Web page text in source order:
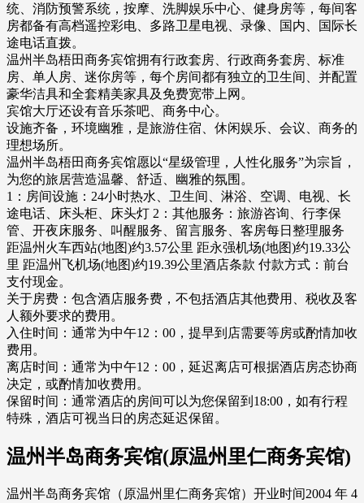
统、消防预警系统，按摩、洗脚娱乐中心、健身房等，每间客
房都备有高档遥控彩电、多路卫星电视、录像、国内、国际长
途电话直拨。
温州半岛梧田商务宾馆拥有行政套房、行政商务套房、标准
房、单人房、迷你房等，每个房间都有独立的卫生间、并配置
豪华洁具和全套精美家具及免费宽带上网。
宾馆大厅还设有音乐茶吧、商务中心。
设施齐备，环境幽雅，是旅游住宿、休闲娱乐、会议、商务的
理想场所。
温州半岛梧田商务宾馆愿以“星级管理，人性化服务”为宗旨，
为您的旅居营造温馨、舒适、幽雅的氛围。
1：房间设施：24小时热水、卫生间、淋浴、空调、电视、长
途电话、床头柜、床头灯 2：其他服务：旅游咨询、行李保
管、开夜床服务、叫醒服务、留言服务、客房每日整理服务
距温州火车西站(地图)约3.57公里 距永强机场(地图)约19.33公
里 距温州飞机场(地图)约19.39公里酒店条款 付款方式：前台
支付现金。
关于房费：包含酒店服务费，不包括酒店其他费用、税收及客
人额外要求的费用。
入住时间：通常为中午12：00，提早到店需要等房或酌情加收
费用。
离店时间：通常为中午12：00，延迟离店可根据酒店房态协商
决定，或酌情加收费用。
保留时间：通常酒店的房间可以为您保留到18:00，如有行程
特殊，酒店可视当日的房态延迟保留。
温州半岛商务宾馆(原温州里仁商务宾馆)
温州半岛商务宾馆（原温州里仁商务宾馆）开业时间2004 年 4